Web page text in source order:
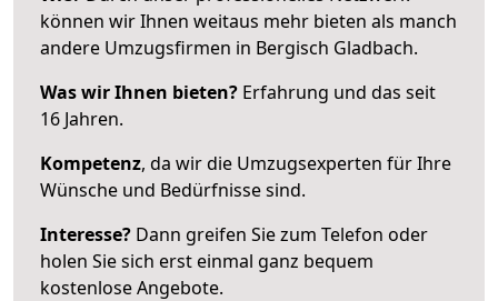
können wir Ihnen weitaus mehr bieten als manch
andere Umzugsfirmen in Bergisch Gladbach.
Was wir Ihnen bieten? Erfahrung und das seit
16 Jahren.
Kompetenz, da wir die Umzugsexperten für Ihre
Wünsche und Bedürfnisse sind.
Interesse? Dann greifen Sie zum Telefon oder
holen Sie sich erst einmal ganz bequem
kostenlose Angebote.